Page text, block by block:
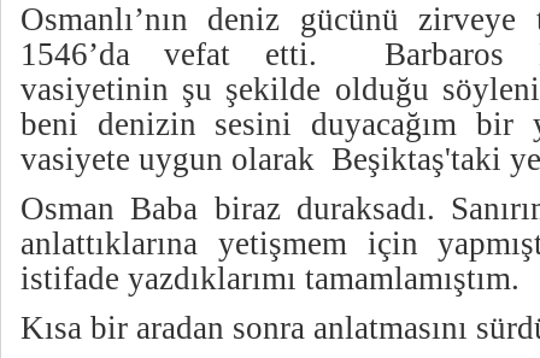
Osmanlı’nın deniz gücünü
1546’da vefat etti. Barbaros
vasiyetinin şu şekilde olduğu
beni denizin sesini duyacağım bir
vasiyete uygun olarak Beşiktaş'taki
Osman Baba biraz duraksadı.
anlattıklarına yetişmem için
istifade yazdıklarımı tamamlamıştım.
Kısa bir aradan sonra anlatmasını